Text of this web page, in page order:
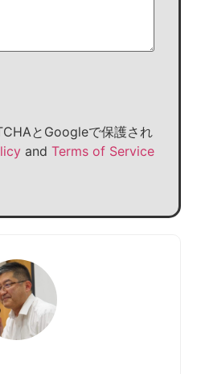
とGoogleで保護され
and Terms of Service